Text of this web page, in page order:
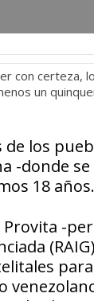
con certeza,
un
los
-donde
18 años.
-